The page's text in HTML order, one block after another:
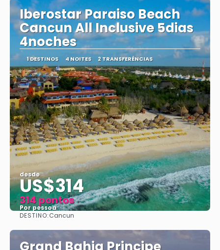
Iberostar Paraiso Beach
Cancun All Inclusive 5dias
4noches
1 DESTINOS 4 NOITES 2 TRANSFERÊNCIAS
desde
US$314
314 pontos
Por pessoa
DESTINO:Cancun